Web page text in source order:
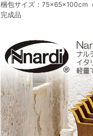
梱包サイズ：75×65×100cm
完成品